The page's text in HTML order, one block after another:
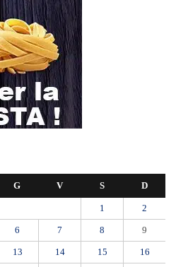
G V S D
1 2
6 7 8 9
13 14 15 16